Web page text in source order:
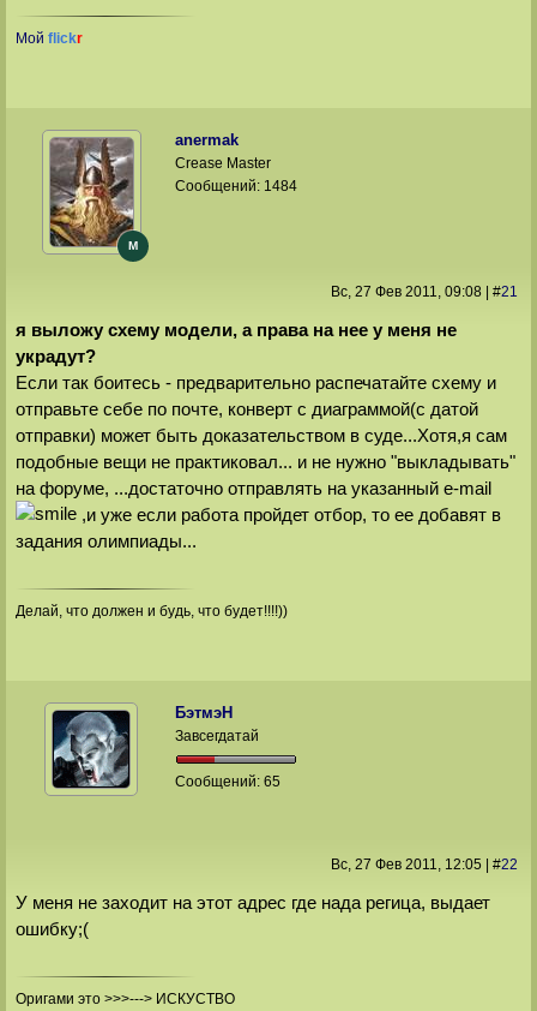
Мой flickr
anermak
M
Crease Master
Сообщений: 1484
Вс, 27 Фев 2011, 09:08| #21
я выложу схему модели, а права на нее у меня не
украдут?
Если так боитесь - предварительно распечатайте схему и
отправьте себе по почте, конверт с диаграммой(с датой
отправки) может быть доказательством в суде...Хотя,я сам
подобные вещи не практиковал... и не нужно "выкладывать"
на форуме, ...достаточно отправлять на указанный e-mail
,и уже если работа пройдет отбор, то ее добавят в
задания олимпиады...
Делай, что должен и будь, что будет!!!!))
БэтмэН
Завсегдатай
Сообщений:65
Вс, 27 Фев 2011, 12:05 #22
У меня не заходит на этот адрес где нада регица, выдает
ошибку;(
Оригами это >>>---> ИСКУСТВО